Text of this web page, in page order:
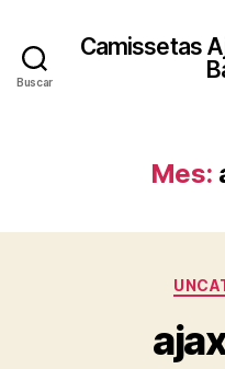
Buscar
Camissetas
Mes: